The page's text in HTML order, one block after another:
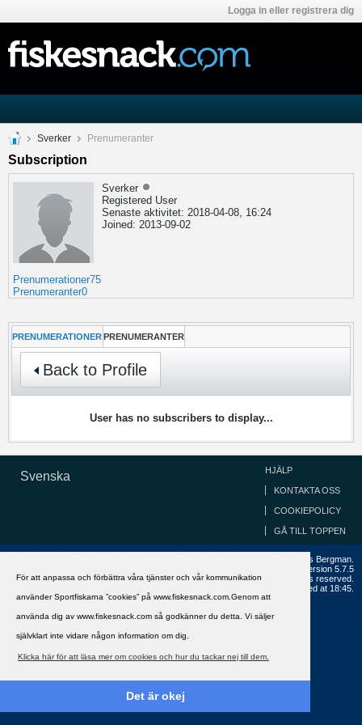
För att anpassa och förbättra våra tjänster och vår kommunikation
använder Sportfiskarna ”cookies” på www.fiskesnack.com.Genom att
använda dig av www.fiskesnack.com så godkänner du detta. Vi säljer
självklart inte vidare någon information om dig.
Klicka här för att läsa mer om cookies och hur du tackar nej till dem.
Det är okej
Logga in eller registrera dig
Sverker Prenumeranter
Subscription
Sverker
Registered User
Senaste aktivitet: 2018-04-08, 16:24
Joined: 2013-09-02
Prenumerationer75
Prenumeranter0
PRENUMERATIONER PRENUMERANTER
Back to Profile
User has no subscribers to display...
Svenska HJÄLP
KONTAKTA OSS
COOKIEPOLICY
GÅ TILL TOPPEN
Copyright ©2002 - 2021, FiskeSnack.com. Grundad 2002 av Anders Bergman.
Version 5.7.5
Copyright © 2026 MH Sub I, LLC dba vBulletin. All rights reserved.
All times are GMT+1. This page was generated at 18:45.